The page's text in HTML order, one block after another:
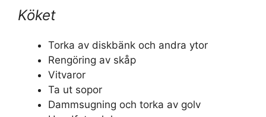
Köket
Torka av diskbänk och andra ytor
Rengöring av skåp
Vitvaror
Ta ut sopor
Dammsugning och torka av golv